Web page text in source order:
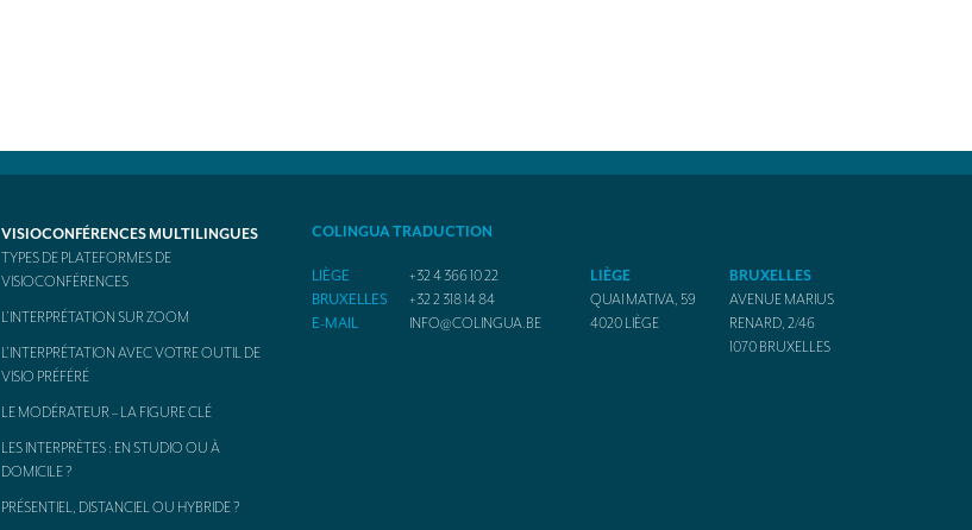
VISIOCONFÉRENCES MULTILINGUES
TYPES DE PLATEFORMES DE
VISIOCONFÉRENCES
L’INTERPRÉTATION SUR ZOOM
L’INTERPRÉTATION AVEC VOTRE OUTIL DE
VISIO PRÉFÉRÉ
LE MODÉRATEUR – LA FIGURE CLÉ
LES INTERPRÈTES : EN STUDIO OU À
DOMICILE ?
PRÉSENTIEL, DISTANCIEL OU HYBRIDE ?
COLINGUA TRADUCTION
LIÈGE
+32 4 366 10 22
BRUXELLES
+32 2 318 14 84
E-MAIL
INFO@COLINGUA.BE
LIÈGE
QUAI MATIVA, 59
4020LIÈGE
BRUXELLES
AVENUE MARIUS
RENARD, 2/46
1070BRUXELLES